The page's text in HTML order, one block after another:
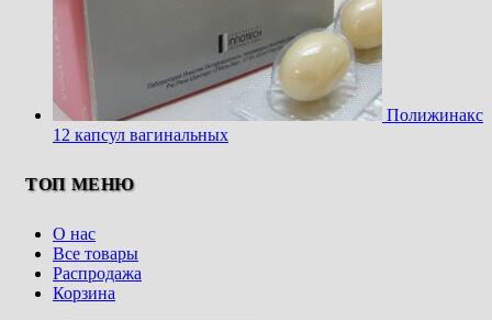
Полижинакс
12 капсул вагинальных
ТОП МЕНЮ
О нас
Все товары
Распродажа
Корзина